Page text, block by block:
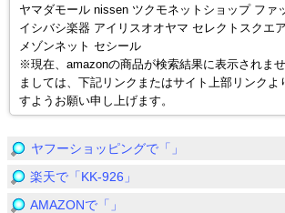
ヤマダモール nissen ツクモネットショップ ファ
イシバシ楽器 アイリスオオヤマ セレクトスクエ
メゾンネット セシール
※現在、amazonの商品が検索結果に表示されま
ましては、下記リンクまたはサイト上部リンクよ
すようお願い申し上げます。
ヤフーショッピングで「」
楽天で「KK-926」
AMAZONで「」